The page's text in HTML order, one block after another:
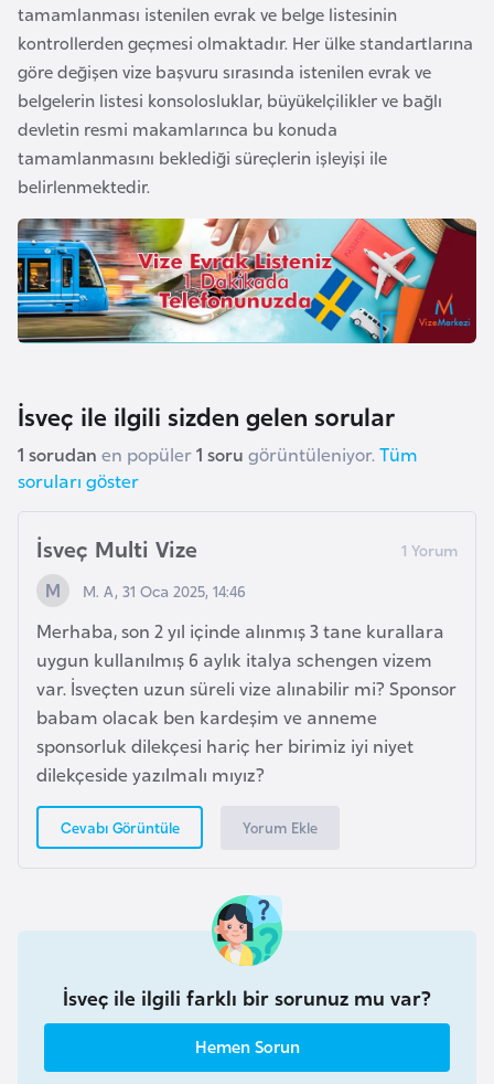
tamamlanması istenilen evrak ve belge listesinin
kontrollerden geçmesi olmaktadır. Her ülke standartlarına
göre değişen vize başvuru sırasında istenilen evrak ve
belgelerin listesi konsolosluklar, büyükelçilikler ve bağlı
devletin resmi makamlarınca bu konuda
tamamlanmasını beklediği süreçlerin işleyişi ile
belirlenmektedir.
İsveç ile ilgili sizden gelen sorular
1 sorudan en popüler1 soru görüntüleniyor. Tüm
soruları göster
İsveç Multi Vize
M. A, 31 Oca 2025, 14:46
Merhaba, son 2 yıl içinde alınmış 3 tane kurallara
uygun kullanılmış 6 aylık italya schengen vizem
var. İsveçten uzun süreli vize alınabilir mi? Sponsor
babam olacak ben kardeşim ve anneme
sponsorluk dilekçesi hariç her birimiz iyi niyet
dilekçeside yazılmalı mıyız?
Cevabı Görüntüle Yorum Ekle
İsveç ile ilgili farklı bir sorunuz mu var?
Hemen Sorun
B
e
l
a
r
u
B
e
l
k
B
e
i
n
B
o
s
n
a
e
u